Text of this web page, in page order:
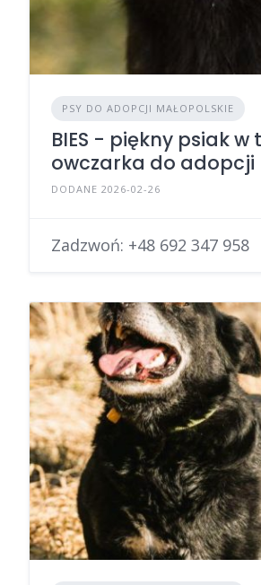
PSY DO ADOPCJI MAŁOPOLSKIE
BIES - piękny psiak w
owczarka do adopcji
DODANE 2026-02-26
Zadzwoń: +48 692 347 958